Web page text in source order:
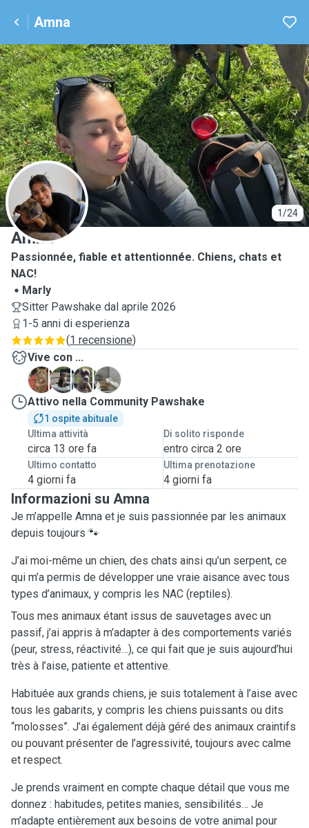
Amna
1/24
A
Amna
Passionnée, fiable et attentionnée. Chiens, chats et
NAC!
Marly
Sitter Pawshake dal aprile 2026
1-5 anni di esperienza
(1 recensione)
Vive con ...
H
Q R
Y
Attivo nella Community Pawshake
1 ospite abituale
Ultima attività
circa 13 ore fa
Di solito risponde
entro circa 2 ore
Ultimo contatto
4 giorni fa
Ultima prenotazione
4 giorni fa
Informazioni su Amna
Je m’appelle Amna et je suis passionnée par les animaux
depuis toujours 🐾
J’ai moi-même un chien, des chats ainsi qu’un serpent, ce
qui m’a permis de développer une vraie aisance avec tous
types d’animaux, y compris les NAC (reptiles).
Tous mes animaux étant issus de sauvetages avec un
passif, j’ai appris à m’adapter à des comportements variés
(peur, stress, réactivité…), ce qui fait que je suis aujourd’hui
très à l’aise, patiente et attentive.
Habituée aux grands chiens, je suis totalement à l’aise avec
tous les gabarits, y compris les chiens puissants ou dits
“molosses”. J’ai également déjà géré des animaux craintifs
ou pouvant présenter de l’agressivité, toujours avec calme
et respect.
Je prends vraiment en compte chaque détail que vous me
donnez : habitudes, petites manies, sensibilités… Je
m’adapte entièrement aux besoins de votre animal pour